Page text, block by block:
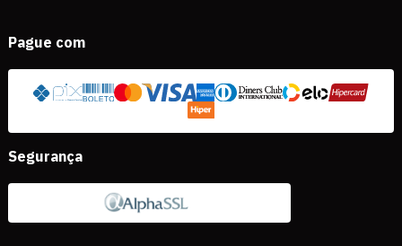
Pague com
Segurança